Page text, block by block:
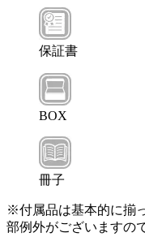
保証書
BOX
冊子
※付属品は基本的に揃
部例外がございますの